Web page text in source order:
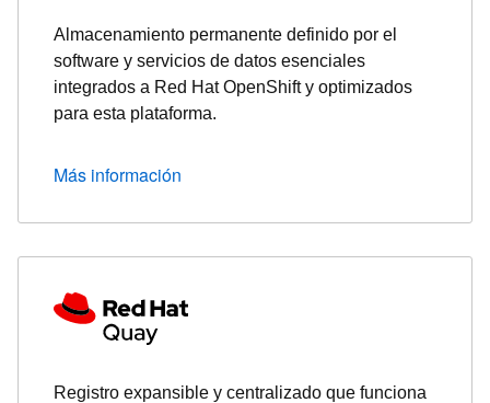
Almacenamiento permanente definido por el
software y servicios de datos esenciales
integrados a Red Hat OpenShift y optimizados
para esta plataforma.
Más información
Registro expansible y centralizado que funciona